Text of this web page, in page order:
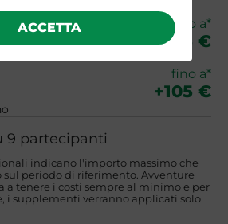
ACCETTA fino a*
+105 €
fino a*
+105 €
9 partecipanti
indicano l'importo massimo che
sul periodo di riferimento. Avventure
a tenere i costi sempre al minimo e per
i supplementi verranno applicati solo